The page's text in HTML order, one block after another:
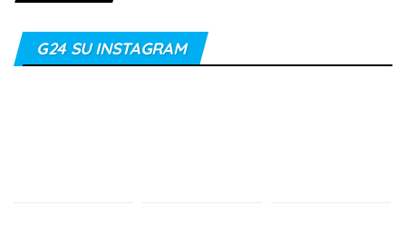
G24 SU INSTAGRAM